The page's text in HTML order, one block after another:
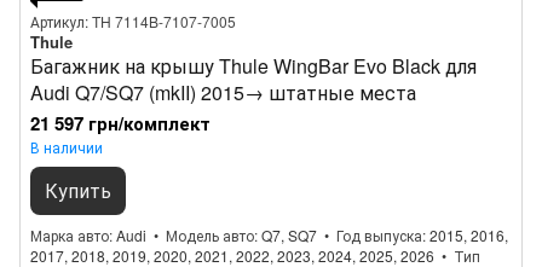
Артикул: TH 7114B-7107-7005
Thule
Багажник на крышу Thule WingBar Evo Black для
Audi Q7/SQ7 (mkII) 2015→ штатные места
21 597 грн/комплект
В наличии
Купить
Марка авто Audi Модель авто Q7, SQ7 Год выпуска 2015, 2016,
2017, 2018, 2019, 2020, 2021, 2022, 2023, 2024, 2025, 2026
Тип